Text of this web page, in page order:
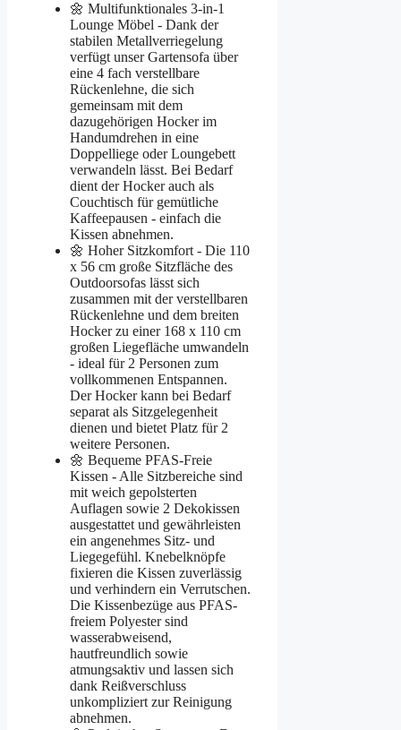
🌼 Multifunktionales 3-in-1
Lounge Möbel - Dank der
stabilen Metallverriegelung
verfügt unser Gartensofa über
eine 4 fach verstellbare
Rückenlehne, die sich
gemeinsam mit dem
dazugehörigen Hocker im
Handumdrehen in eine
Doppelliege oder Loungebett
verwandeln lässt. Bei Bedarf
dient der Hocker auch als
Couchtisch für gemütliche
Kaffeepausen - einfach die
Kissen abnehmen.
🌼 Hoher Sitzkomfort - Die 110
x 56 cm große Sitzfläche des
Outdoorsofas lässt sich
zusammen mit der verstellbaren
Rückenlehne und dem breiten
Hocker zu einer 168 x 110 cm
großen Liegefläche umwandeln
- ideal für 2 Personen zum
vollkommenen Entspannen.
Der Hocker kann bei Bedarf
separat als Sitzgelegenheit
dienen und bietet Platz für 2
weitere Personen.
🌼 Bequeme PFAS-Freie
Kissen - Alle Sitzbereiche sind
mit weich gepolsterten
Auflagen sowie 2 Dekokissen
ausgestattet und gewährleisten
ein angenehmes Sitz- und
Liegegefühl. Knebelknöpfe
fixieren die Kissen zuverlässig
und verhindern ein Verrutschen.
Die Kissenbezüge aus PFAS-
freiem Polyester sind
wasserabweisend,
hautfreundlich sowie
atmungsaktiv und lassen sich
dank Reißverschluss
unkompliziert zur Reinigung
abnehmen.